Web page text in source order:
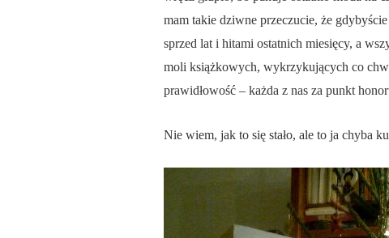
mam takie dziwne przeczucie, że
sprzed lat i hitami ostatnich miesięcy, a
moli książkowych, wykrzykujących co
prawidłowość – każda z nas za punkt
Nie wiem, jak to się stało, ale to ja chyba